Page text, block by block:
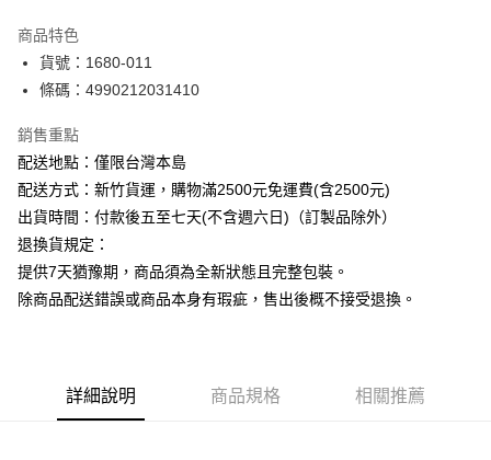
悠遊付
ATM付款
運送方式
下單前請先詢問庫存
每筆NT$130，滿NT$2,500(含以上)免運費
商品特色
貨號：1680-011
條碼：4990212031410
銷售重點
配送地點：僅限台灣本島
配送方式：新竹貨運，購物滿2500元免運費(含2500元)
出貨時間：付款後五至七天(不含週六日)（訂製品除外）
退換貨規定：
提供7天猶豫期，商品須為全新狀態且完整包裝。
除商品配送錯誤或商品本身有瑕疵，售出後概不接受退換。
詳細說明 商品規格 相關推薦